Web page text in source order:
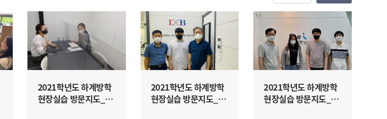
2021학년도 하계방학
현장실습 방문지도_정
2021학년도 하계방학
현장실습 방문지도_김
2021학년도 하계방학
현장실습 방문지도_김